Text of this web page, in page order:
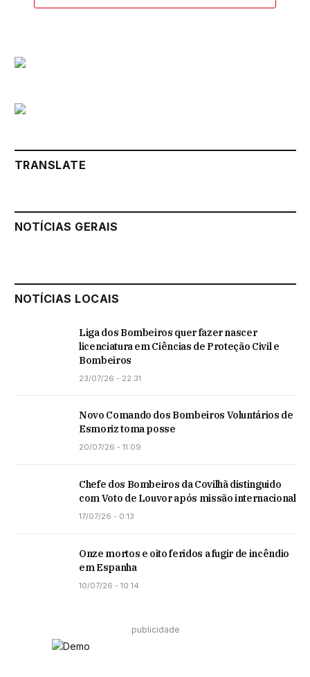
TRANSLATE
NOTÍCIAS GERAIS
NOTÍCIAS LOCAIS
Liga dos Bombeiros quer fazer nascer
licenciatura em Ciências de Proteção Civil e
Bombeiros
23/07/26 - 22:31
Novo Comando dos Bombeiros Voluntários de
Esmoriz toma posse
20/07/26 - 11:09
Chefe dos Bombeiros da Covilhã distinguido
com Voto de Louvor após missão internacional
17/07/26 - 0:13
Onze mortos e oito feridos a fugir de incêndio
em Espanha
10/07/26 - 10:14
publicidade